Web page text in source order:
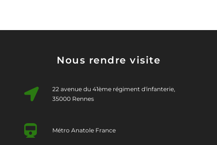
Nous rendre visite
22 avenue du 41ème régiment d'infanterie,
35000 Rennes
Métro Anatole France